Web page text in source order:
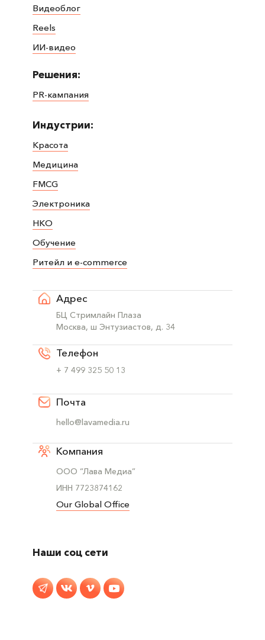
Видеоблог
Reels
ИИ-видео
Решения:
PR-кампания
Индустрии:
Красота
Медицина
FMCG
Электроника
НКО
Обучение
Ритейл и e-commerce
Адрес
БЦ Стримлайн Плаза
Москва, ш Энтузиастов, д. 34
Телефон
+ 7 499 325 50 13
Почта
hello@lavamedia.ru
Компания
ООО “Лава Медиа”
ИНН 7723874162
Our Global Office
Наши соц сети